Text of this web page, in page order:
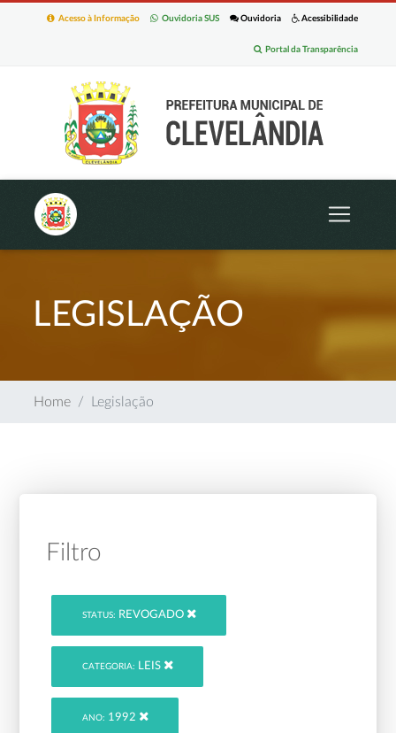
Acessibilidade
Ouvidoria
Ouvidoria SUS
Acesso à Informação
Portal da Transparência
LEGISLAÇÃO
Home Legislação
Filtro
STATUS: REVOGADO
CATEGORIA: LEIS
ANO: 1992